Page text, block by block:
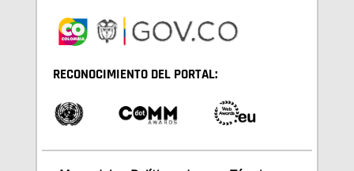
RECONOCIMIENTO DEL PORTAL: